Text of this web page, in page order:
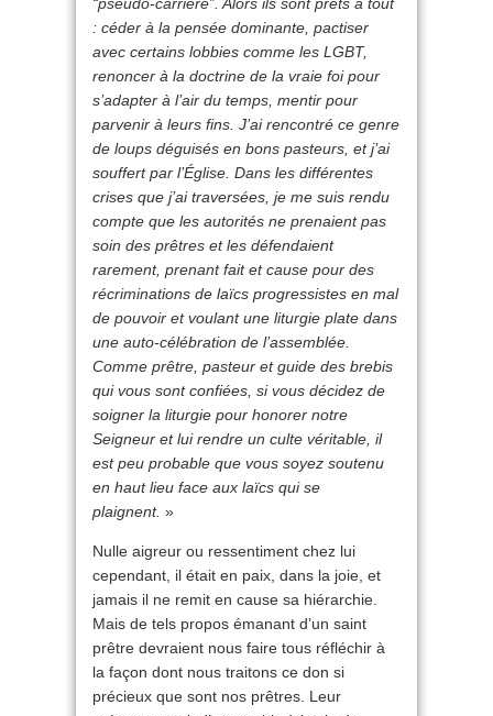
: céder à la pensée dominante, pactiser
avec certains lobbies comme les LGBT,
renoncer à la doctrine de la vraie foi pour
s’adapter à l’air du temps, mentir pour
parvenir à leurs fins. J’ai rencontré ce genre
de loups déguisés en bons pasteurs, et j’ai
souffert par l’Église. Dans les différentes
crises que j’ai traversées, je me suis rendu
compte que les autorités ne prenaient pas
soin des prêtres et les défendaient
rarement, prenant fait et cause pour des
récriminations de laïcs progressistes en mal
de pouvoir et voulant une liturgie plate dans
une auto-célébration de l’assemblée.
Comme prêtre, pasteur et guide des brebis
qui vous sont confiées, si vous décidez de
soigner la liturgie pour honorer notre
Seigneur et lui rendre un culte véritable, il
est peu probable que vous soyez soutenu
en haut lieu face aux laïcs qui se
plaignent. »
Nulle aigreur ou ressentiment chez lui
cependant, il était en paix, dans la joie, et
jamais il ne remit en cause sa hiérarchie.
Mais de tels propos émanant d’un saint
prêtre devraient nous faire tous réfléchir à
la façon dont nous traitons ce don si
précieux que sont nos prêtres. Leur